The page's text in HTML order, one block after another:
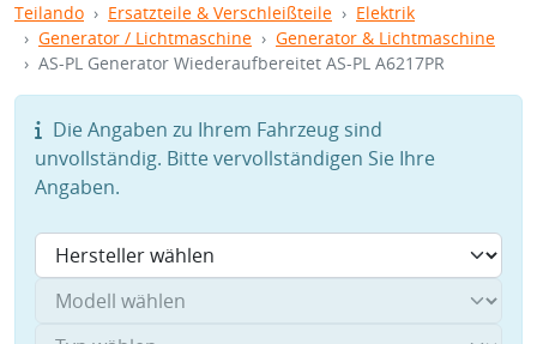
Teilando Ersatzteile & Verschleißteile
Elektrik
Generator / Lichtmaschine
Generator & Lichtmaschine
AS-PL Generator Wiederaufbereitet AS-PL A6217PR
Die Angaben zu Ihrem Fahrzeug sind
unvollständig. Bitte vervollständigen Sie Ihre
Angaben.